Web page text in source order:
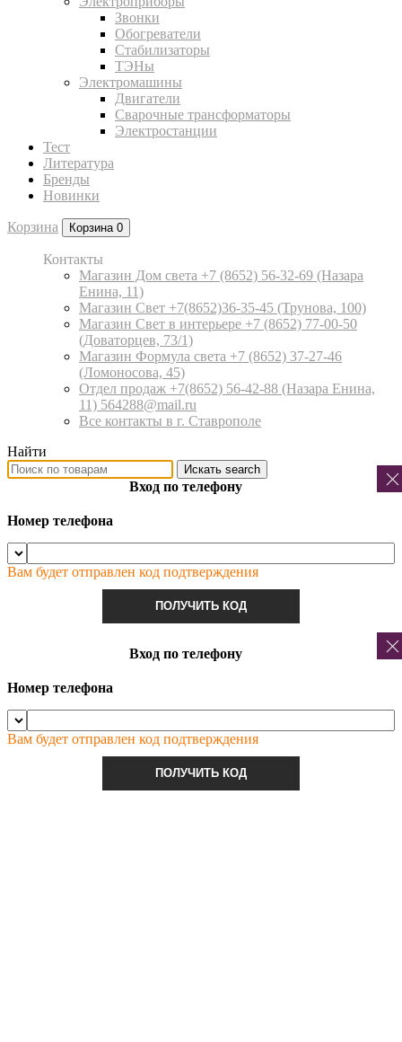
Звонки
Обогреватели
Стабилизаторы
ТЭНы
Электромашины
Двигатели
Сварочные трансформаторы
Электростанции
Тест
Литература
Бренды
Новинки
Корзина Корзина 0
Контакты
Магазин Дом света +7 (8652) 56-32-69 (Назара
Енина, 11)
Магазин Свет +7(8652)36-35-45 (Трунова, 100)
Магазин Свет в интерьере +7 (8652) 77-00-50
(Доваторцев, 73/1)
Магазин Формула света +7 (8652) 37-27-46
(Ломоносова, 45)
Отдел продаж +7(8652) 56-42-88 (Назара Енина,
11) 564288@mail.ru
Все контакты в г. Ставрополе
Найти
Искать search
Вход по телефону
Номер телефона
Вам будет отправлен код подтверждения
ПОЛУЧИТЬ КОД
Вход по телефону
Номер телефона
Вам будет отправлен код подтверждения
ПОЛУЧИТЬ КОД